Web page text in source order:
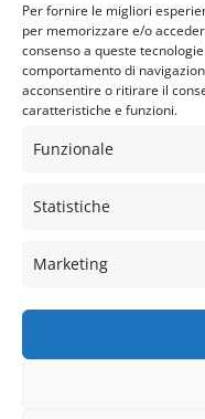
Per fornire le migliori
per memorizzare e/o
consenso a queste
comportamento di
acconsentire o ritirare il
caratteristiche e funzioni.
Funzionale
Statistiche
Marketing